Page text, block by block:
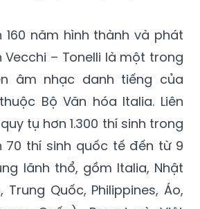
160 năm hình thành và phát
Vecchi – Tonelli là một trong
âm nhạc danh tiếng của
Bộ Văn hóa Italia. Liên
tụ hơn 1.300 thí sinh trong
70 thí sinh quốc tế đến từ 9
lãnh thổ, gồm Italia, Nhật
Trung Quốc, Philippines, Áo,